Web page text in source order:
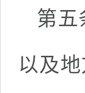
第五
以及